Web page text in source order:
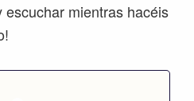
mientras hacéis